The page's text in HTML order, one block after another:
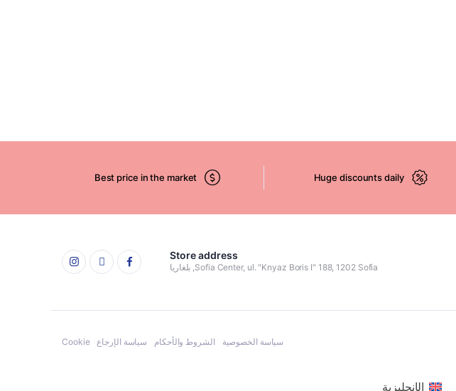
Huge discounts daily
Best price in the market
Store address
Sofia Center, ul. "Knyaz Boris I" 188, 1202 Sofia, بلغاريا
سياسة الخصوصية الشروط والأحكام سياسة الإرجاع Cookie
الإنجليزية